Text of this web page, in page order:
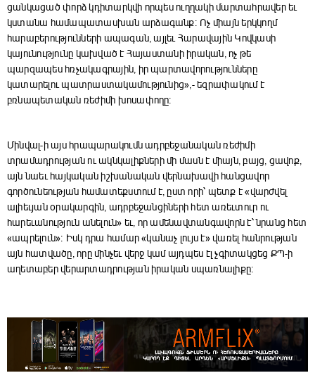
ցանկացած փորձ կդիտարկվի որպես ուղղակի մարտահրավեր եւ
կստանա համապատասխան արձագանք։ Ոչ միայն երկկողմ
հարաբերությունների ապագան, այլեւ Հարավային Կովկասի
կայունությունը կախված է Հայաստանի իրական, ոչ թե
պարզապես հռչակագրային, իր պարտավորությունները
կատարելու պատրաստակամությունից»,- եզրափակում է
բռնապետական ռեժիմի խոսափողը։
Մինվալ-ի այս հրապարակումն ադրբեջանական ռեժիմի
տրամադրության ու ակնկալիքների մի մասն է միայն, բայց, ցավոք,
այն նաեւ հայկական իշխանական վերնախավի հանցավոր
գործունեության համատեքստում է, ըստ որի՝ պետք է «վարժվել
ալիեւյան օրակարգին, ադրբեջանցիների հետ առեւտուր ու
հարեւանություն անելուն» եւ, որ ամենավտանգավորն է՝ նրանց հետ
«ապրելուն»։ Իսկ դրա համար «կանաչ լույս է» վառել հանրության
այն հատվածը, որը մինչեւ վերջ կամ այդպես էլ չգիտակցեց ՔՊ-ի
աղետաբեր վերարտադրության իրական սպառնալիքը։